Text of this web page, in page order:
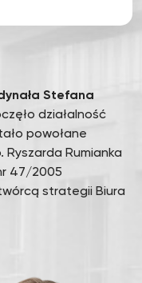
Stefana
działalność
powołane
Ryszarda Rumianka
47/2005
strategii Biura